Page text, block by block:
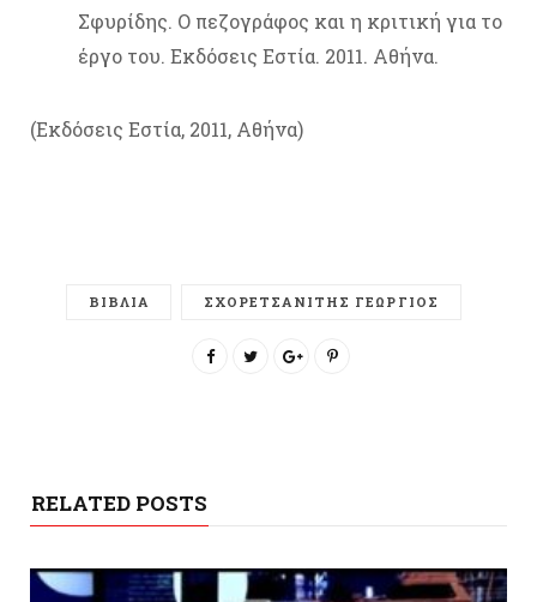
Σφυρίδης. Ο πεζογράφος και η κριτική για το
έργο του. Εκδόσεις Εστία. 2011. Αθήνα.
(Εκδόσεις Εστία, 2011, Αθήνα)
ΒΙΒΛΙΑ ΣΧΟΡΕΤΣΑΝΙΤΗΣ ΓΕΩΡΓΙΟΣ
RELATED POSTS